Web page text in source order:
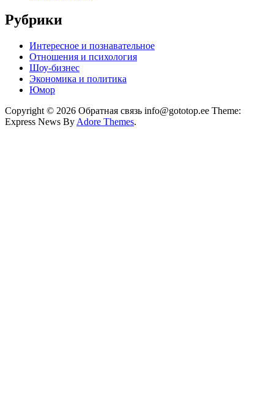
Рубрики
Интересное и познавательное
Отношения и психология
Шоу-бизнес
Экономика и политика
Юмор
Copyright © 2026 Обратная связь info@gototop.ee Theme:
Express News By Adore Themes.